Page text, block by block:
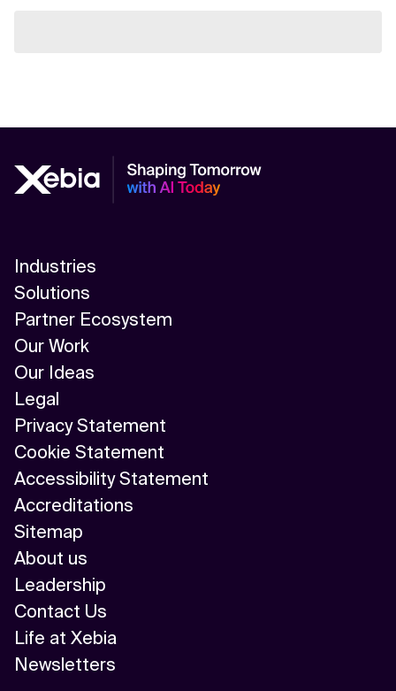
Industries
Solutions
Partner Ecosystem
Our Work
Our Ideas
Legal
Privacy Statement
Cookie Statement
Accessibility Statement
Accreditations
Sitemap
About us
Leadership
Contact Us
Life at Xebia
Newsletters